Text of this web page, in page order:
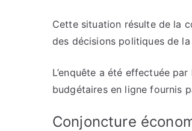
Cette situation résulte de la
des décisions politiques de la
L’enquête a été effectuée
budgétaires en ligne fournis
Conjoncture